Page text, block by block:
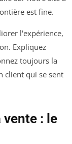
est fine.
l'expérience,
Expliquez
toujours la
client qui se sent
: le